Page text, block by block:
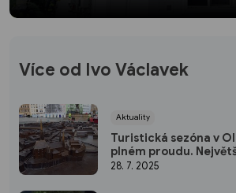
Více od Ivo Václavek
Aktuality
Turistická sezóna v
plném proudu.
v červnu
28. 7. 2025